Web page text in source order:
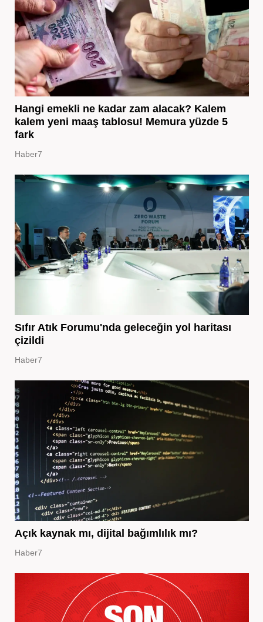
Hangi emekli ne kadar zam alacak? Kalem
kalem yeni maaş tablosu! Memura yüzde 5
fark
Haber7
Sıfır Atık Forumu'nda geleceğin yol haritası
çizildi
Haber7
Açık kaynak mı, dijital bağımlılık mı?
Haber7